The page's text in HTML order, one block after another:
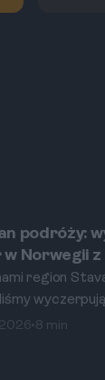
podróży:
Norwegii
region
praktyce plan
• 8 min